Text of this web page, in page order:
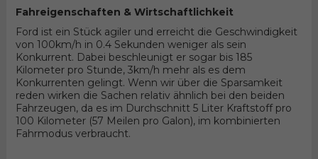
Fahreigenschaften & Wirtschaftlichkeit
Ford ist ein Stück agiler und erreicht die Geschwindigkeit
von 100km/h in 0.4 Sekunden weniger als sein
Konkurrent. Dabei beschleunigt er sogar bis 185
Kilometer pro Stunde, 3km/h mehr als es dem
Konkurrenten gelingt. Wenn wir über die Sparsamkeit
reden wirken die Sachen relativ ähnlich bei den beiden
Fahrzeugen, da es im Durchschnitt 5 Liter Kraftstoff pro
100 Kilometer (57 Meilen pro Galon), im kombinierten
Fahrmodus verbraucht.